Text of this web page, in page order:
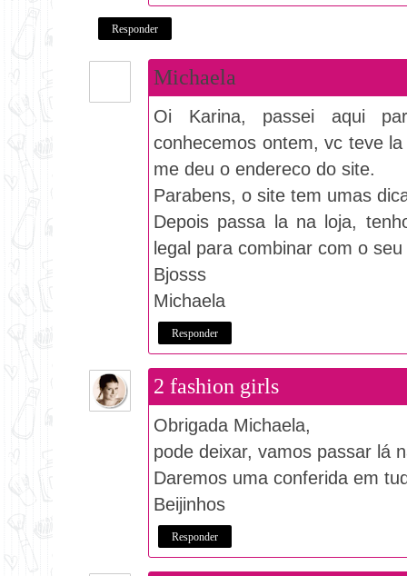
Responder
Michaela
Oi Karina, passei aqui
conhecemos ontem, vc teve
me deu o endereco do site.
Parabens, o site tem umas
Depois passa la na loja,
legal para combinar com o
Bjosss
Michaela
Responder
2 fashion girls
Obrigada Michaela,
pode deixar, vamos passar lá
Daremos uma conferida em
Beijinhos
Responder